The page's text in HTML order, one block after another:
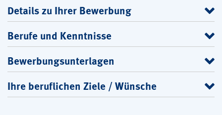
Details zu Ihrer Bewerbung
Berufe und Kenntnisse
Bewerbungsunterlagen
Ihre beruflichen Ziele / Wünsche